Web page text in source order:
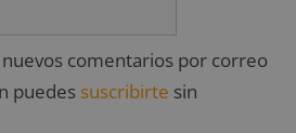
comentarios por correo
puedes suscribirte sin